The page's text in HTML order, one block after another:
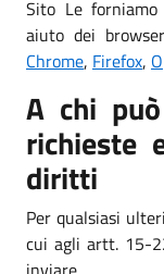
Sito Le
aiuto dei
Chrome, Firefox,
A chi
richieste
diritti
Per qualsiasi
cui agli artt. 15-